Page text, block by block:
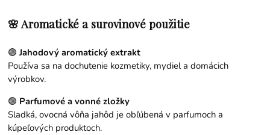
🌸 Aromatické a surovinové použitie
🟢Jahodový aromatický extrakt
Používa sa na dochutenie kozmetiky, mydiel a domácich
výrobkov.
🟢 Parfumové a vonné zložky
Sladká, ovocná vôňa jahôd je obľúbená v parfumoch a
kúpeľových produktoch.